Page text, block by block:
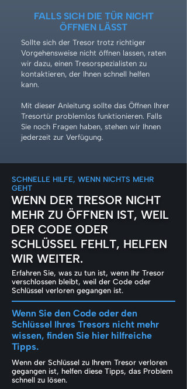
FALLS SICH DIE TÜR NICHT
ÖFFNEN LÄSST
Sollte sich der Tresor trotz richtiger
Vorgehensweise nicht öffnen lassen, raten
wir dazu, einen Tresorspezialisten zu
kontaktieren, der Ihnen schnell helfen
kann.
Mit dieser Anleitung sollte das Öffnen Ihrer
Tresortür problemlos funktionieren. Falls
Sie noch Fragen haben, stehen wir Ihnen
jederzeit zur Verfügung.
SCHNELLE HILFE, WENN NICHTS MEHR
GEHT
WENN DER TRESOR NICHT
MEHR ZU ÖFFNEN IST, WEIL
DER CODE ODER
SCHLÜSSEL FEHLT, HELFEN
WIR WEITER.
Erfahren Sie, was zu tun ist, wenn Ihr Tresor
verschlossen bleibt, weil der Code oder
Schlüssel verloren gegangen ist.
Wenn Sie den Code oder den
Schlüssel Ihres Tresors nicht mehr
wissen, finden Sie hier hilfreiche
Tipps.
Wenn der Schlüssel zu Ihrem Tresor verloren
gegangen ist, helfen diese Tipps, das Problem
schnell zu lösen.